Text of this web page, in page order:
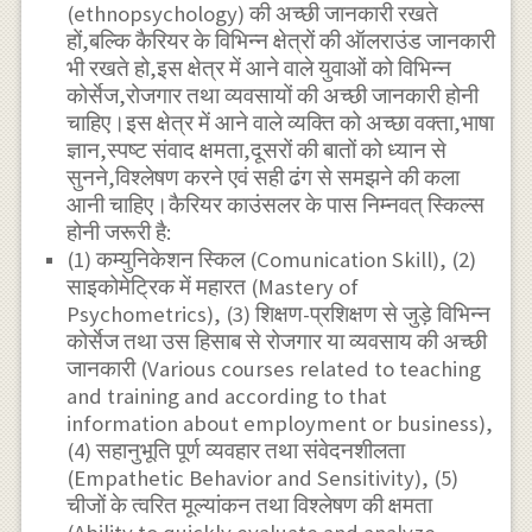
(ethnopsychology) की अच्छी जानकारी रखते
हों,बल्कि कैरियर के विभिन्न क्षेत्रों की ऑलराउंड जानकारी
भी रखते हो,इस क्षेत्र में आने वाले युवाओं को विभिन्न
कोर्सेज,रोजगार तथा व्यवसायों की अच्छी जानकारी होनी
चाहिए।इस क्षेत्र में आने वाले व्यक्ति को अच्छा वक्ता,भाषा
ज्ञान,स्पष्ट संवाद क्षमता,दूसरों की बातों को ध्यान से
सुनने,विश्लेषण करने एवं सही ढंग से समझने की कला
आनी चाहिए।कैरियर काउंसलर के पास निम्नवत् स्किल्स
होनी जरूरी है:
(1) कम्युनिकेशन स्किल (Comunication Skill), (2)
साइकोमेट्रिक में महारत (Mastery of
Psychometrics), (3) शिक्षण-प्रशिक्षण से जुड़े विभिन्न
कोर्सेज तथा उस हिसाब से रोजगार या व्यवसाय की अच्छी
जानकारी (Various courses related to teaching
and training and according to that
information about employment or business),
(4) सहानुभूति पूर्ण व्यवहार तथा संवेदनशीलता
(Empathetic Behavior and Sensitivity), (5)
चीजों के त्वरित मूल्यांकन तथा विश्लेषण की क्षमता